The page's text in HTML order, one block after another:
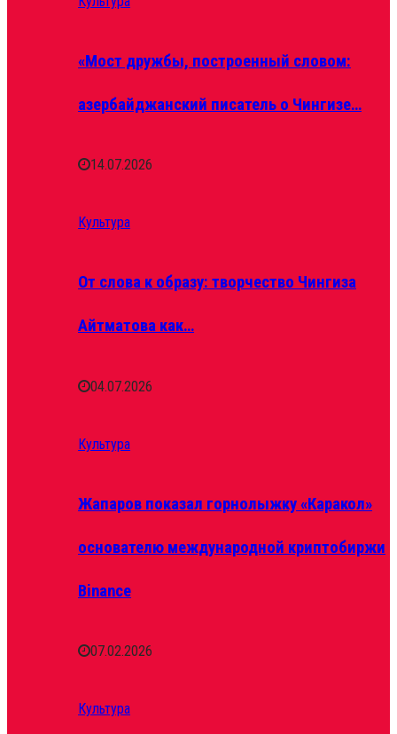
«Мост дружбы, построенный словом:
азербайджанский писатель о Чингизе…
14.07.2026
Культура
От слова к образу: творчество Чингиза
Айтматова как…
04.07.2026
Культура
Жапаров показал горнолыжку «Каракол»
основателю международной криптобиржи
Binance
07.02.2026
Культура